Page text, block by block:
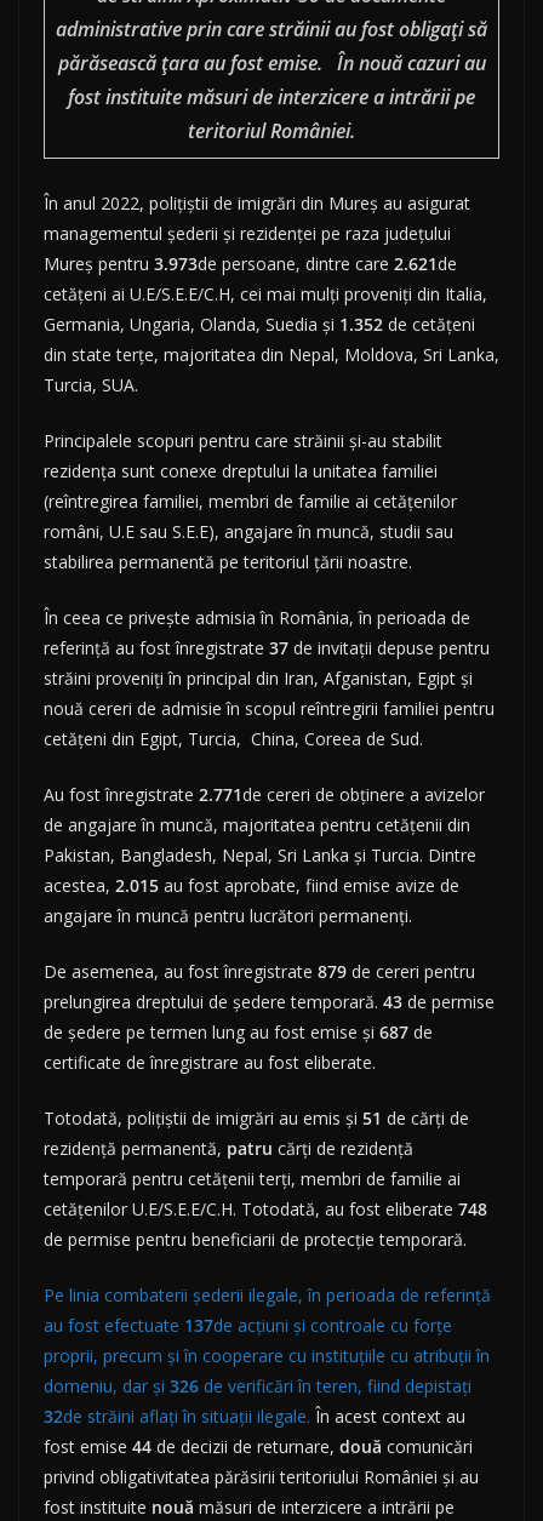
administrative prin care străinii au fost obligați să
părăsească țara au fost emise. În nouă cazuri au
fost instituite măsuri de interzicere a intrării pe
teritoriul României.
În anul 2022, polițiștii de imigrări din Mureș au asigurat
managementul șederii și rezidenței pe raza județului
Mureș pentru 3.973de persoane, dintre care 2.621de
cetățeni ai U.E/S.E.E/C.H, cei mai mulți proveniți din Italia,
Germania, Ungaria, Olanda, Suedia și 1.352 de cetățeni
din state terțe, majoritatea din Nepal, Moldova, Sri Lanka,
Turcia, SUA.
Principalele scopuri pentru care străinii și-au stabilit
rezidența sunt conexe dreptului la unitatea familiei
(reîntregirea familiei, membri de familie ai cetățenilor
români, U.E sau S.E.E), angajare în muncă, studii sau
stabilirea permanentă pe teritoriul țării noastre.
În ceea ce privește admisia în România, în perioada de
referință au fost înregistrate 37 de invitații depuse pentru
străini proveniți în principal din Iran, Afganistan, Egipt și
nouă cereri de admisie în scopul reîntregirii familiei pentru
cetățeni din Egipt, Turcia, China, Coreea de Sud.
Au fost înregistrate 2.771de cereri de obținere a avizelor
de angajare în muncă, majoritatea pentru cetățenii din
Pakistan, Bangladesh, Nepal, Sri Lanka și Turcia. Dintre
acestea, 2.015 au fost aprobate, fiind emise avize de
angajare în muncă pentru lucrători permanenți.
De asemenea, au fost înregistrate 879 de cereri pentru
prelungirea dreptului de ședere temporară. 43 de permise
de ședere pe termen lung au fost emise și 687 de
certificate de înregistrare au fost eliberate.
Totodată, polițiștii de imigrări au emis și 51 de cărți de
rezidență permanentă, patru cărți de rezidență
temporară pentru cetățenii terți, membri de familie ai
cetățenilor U.E/S.E.E/C.H. Totodată, au fost eliberate 748
de permise pentru beneficiarii de protecție temporară.
Pe linia combaterii șederii ilegale, în perioada de referință
au fost efectuate 137de acțiuni și controale cu forțe
proprii, precum și în cooperare cu instituțiile cu atribuții în
domeniu, dar și 326 de verificări în teren, fiind depistați
32de străini aflați în situații ilegale. În acest context au
fost emise 44 de decizii de returnare, două comunicări
privind obligativitatea părăsirii teritoriului României și au
fost instituite nouă măsuri de interzicere a intrării pe